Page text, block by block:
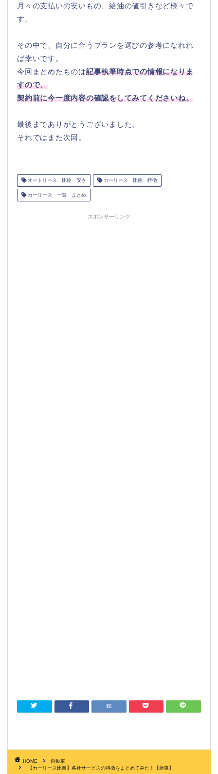
月々の支払いの安いもの、給油の値引きなど様々で
す。
その中で、自分に合うプランを選びの参考になれれ
ば幸いです。
今回まとめたものは記事執筆時点での情報になりま
すので、
契約前に今一度内容の確認をしてみてくださいね。
最後までありがとうございました。
それではまた次回。
オートリース 比較 安さ カーリース 比較 特徴
カーリース 一覧 まとめ
スポンサーリンク
HOME
自動車
【カーリース比較】各社サービスの特徴をまとめてみた！【新車】